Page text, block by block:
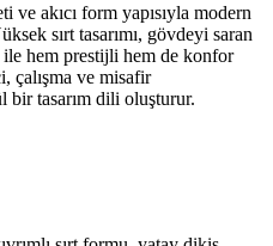
akıcı form yapısıyla modern
sırt tasarımı, gövdeyi saran
hem prestijli hem de konfor
çalışma ve misafir
tasarım dili oluşturur.